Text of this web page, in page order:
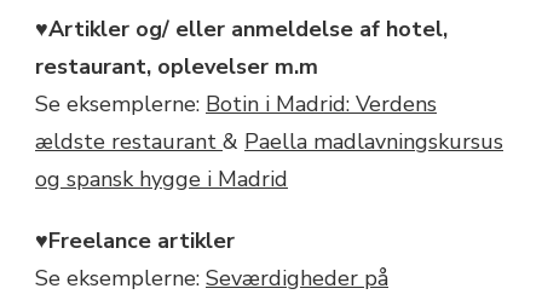
♥Artikler og/ eller anmeldelse af hotel,
restaurant, oplevelser m.m
Se eksemplerne: Botin i Madrid: Verdens
ældste restaurant & Paella madlavningskursus
og spansk hygge i Madrid
♥Freelance artikler
Se eksemplerne: Seværdigheder på